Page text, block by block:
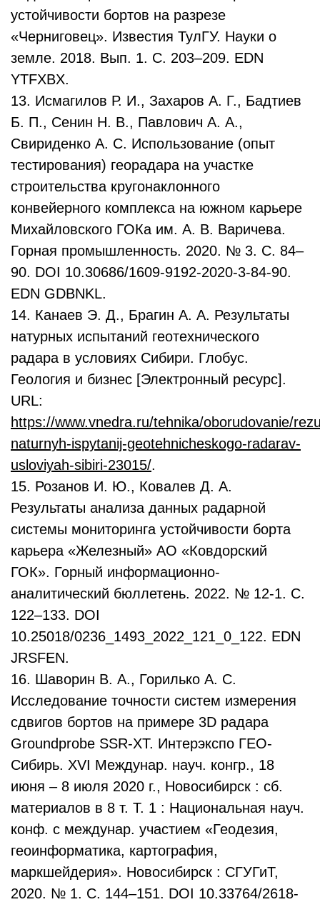
устойчивости бортов на разрезе
«Черниговец». Известия ТулГУ. Науки о
земле. 2018. Вып. 1. С. 203–209. EDN
YTFXBX.
13. Исмагилов Р. И., Захаров А. Г., Бадтиев
Б. П., Сенин Н. В., Павлович А. А.,
Свириденко А. С. Использование (опыт
тестирования) георадара на участке
строительства кругонаклонного
конвейерного комплекса на южном карьере
Михайловского ГОКа им. А. В. Варичева.
Горная промышленность. 2020. № 3. С. 84–
90. DOI 10.30686/1609-9192-2020-3-84-90.
EDN GDBNKL.
14. Канаев Э. Д., Брагин А. А. Результаты
натурных испытаний геотехнического
радара в условиях Сибири. Глобус.
Геология и бизнес [Электронный ресурс].
URL:
https://www.vnedra.ru/tehnika/oborudovanie/
naturnyh-ispytanij-geotehnicheskogo-radarav-
usloviyah-sibiri-23015/.
15. Розанов И. Ю., Ковалев Д. А.
Результаты анализа данных радарной
системы мониторинга устойчивости борта
карьера «Железный» АО «Ковдорский
ГОК». Горный информационно-
аналитический бюллетень. 2022. № 12-1. С.
122–133. DOI
10.25018/0236_1493_2022_121_0_122. EDN
JRSFEN.
16. Шаворин В. А., Горилько А. С.
Исследование точности систем измерения
сдвигов бортов на примере 3D радара
Groundprobe SSR-XT. Интерэкспо ГЕО-
Сибирь. XVI Междунар. науч. конгр., 18
июня – 8 июля 2020 г., Новосибирск : сб.
материалов в 8 т. Т. 1 : Национальная науч.
конф. с междунар. участием «Геодезия,
геоинформатика, картография,
маркшейдерия». Новосибирск : СГУГиТ,
2020. № 1. С. 144–151. DOI 10.33764/2618-